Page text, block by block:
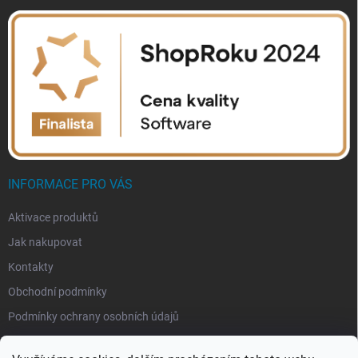
INFORMACE PRO VÁS
Aktivace produktů
Jak nakupovat
Kontakty
Obchodní podmínky
Podmínky ochrany osobních údajů